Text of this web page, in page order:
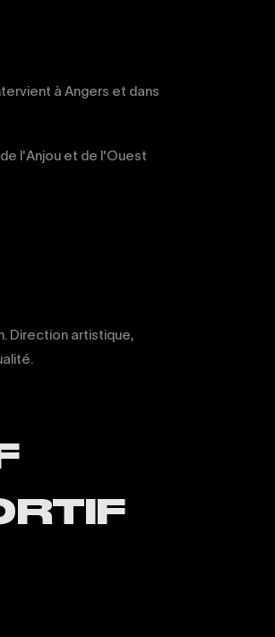
à Angers et dans
l'Anjou et de l'Ouest
Direction artistique,